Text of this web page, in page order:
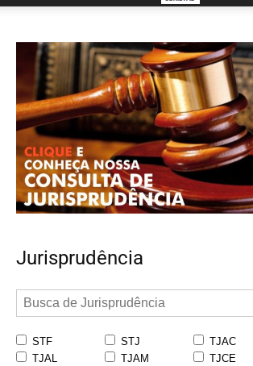
Jurisprudência
STF STJ
TJAC
TJAL
TJAM
TJCE